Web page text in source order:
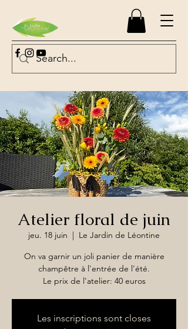
Atelier floral de juin
jeu. 18 juin
  |
Le Jardin de Léontine
On va garnir un joli panier de manière
champêtre à l'entrée de l'été.
Le prix de l'atelier: 40 euros
Les inscriptions sont closes